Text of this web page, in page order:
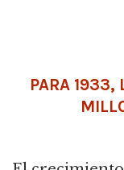
PARA 1933,